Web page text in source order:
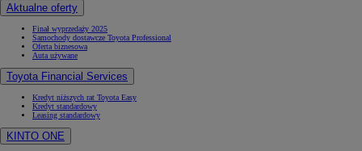
Aktualne oferty
Finał wyprzedaży 2025
Samochody dostawcze Toyota Professional
Oferta biznesowa
Auta używane
Toyota Financial Services
Kredyt niższych rat Toyota Easy
Kredyt standardowy
Leasing standardowy
KINTO ONE